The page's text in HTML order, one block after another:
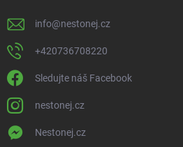
info@nestonej.cz
+420736708220
Sledujte náš Facebook
nestonej.cz
Nestonej.cz